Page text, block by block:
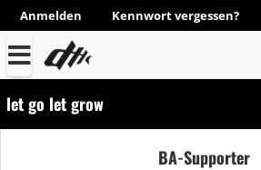
Anmelden Kennwort vergessen?
let go let grow
BA-Supporter